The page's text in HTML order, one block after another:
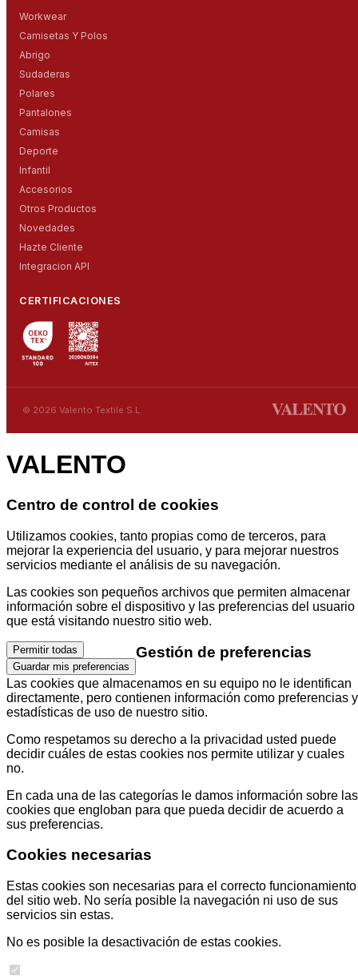
Workwear
Camisetas Y Polos
Abrigo
Sudaderas
Polares
Pantalones
Camisas
Deporte
Infantil
Accesorios
Otros Productos
Novedades
Hazte Cliente
Integracion API
CERTIFICACIONES
© 2026 Valento Textile S.L.
VALENTO
Centro de control de cookies
Utilizamos cookies, tanto propias como de terceros, para
mejorar la experiencia del usuario, y para mejorar nuestros
servicios mediante el análisis de su navegación.
Las cookies son pequeños archivos que permiten almacenar
información sobre el dispositivo y las preferencias del usuario
que está visitando nuestro sitio web.
Permitir todas
Guardar mis preferencias
Gestión de preferencias
Las cookies que almacenamos en su equipo no le identifican
directamente, pero contienen información como preferencias y
estadísticas de uso de nuestro sitio.
Como respetamos su derecho a la privacidad usted puede
decidir cuáles de estas cookies nos permite utilizar y cuales
no.
En cada una de las categorías le damos información sobre las
cookies que engloban para que pueda decidir de acuerdo a
sus preferencias.
Cookies necesarias
Estas cookies son necesarias para el correcto funcionamiento
del sitio web. No sería posible la navegación ni uso de sus
servicios sin estas.
No es posible la desactivación de estas cookies.